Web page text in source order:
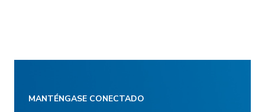
MANTÉNGASE CONECTADO